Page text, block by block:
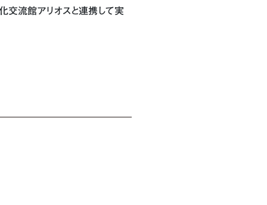
交流館アリオスと連携して実